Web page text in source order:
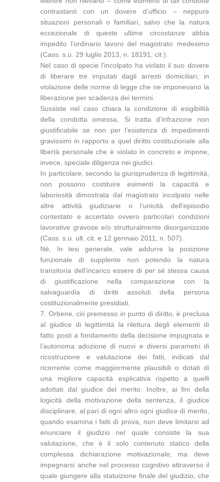
contrastanti con un dovere d’ufficio – neppure
situazioni personali o familiari, salvo che la natura
eccezionale di queste ultime circostanze abbia
impedito l’ordinario lavoro del magistrato medesimo
(Cass. s.u. 29 luglio 2013, n. 18191, cit.).
Nel caso di specie l’incolpato ha violato il suo dovere
di liberare tre imputati dagli arresti domiciliari, in
violazione delle norme di legge che ne imponevano la
liberazione per scadenza dei termini.
Sussiste nel caso chiara la condizione di esigibilità
della condotta omessa, Si tratta d’infrazione non
giustificabile se non per l’esistenza di impedimenti
gravissimi in rapporto a quel diritto costituzionale alla
libertà personale che è violato in concreto e impone,
invece, speciale diligenza nei giudici.
In particolare, secondo la giurisprudenza di legittimità,
non possono costituire esimenti la capacità e
laboriosità dimostrata dal magistrato incolpato nelle
altre attività giudiziarie o l’unicità dell’episodio
contestato e accertato ovvero particolari condizioni
lavorative gravose e/o strutturalmente disorganizzate
(Cass. s.u. ult. cit. e 12 gennaio 2011, n. 507).
Né, In tesi generale, vale addurre la posizione
funzionale di supplente non potendo la natura
transitoria dell’incarico essere di per sé stessa causa
di giustificazione nella comparazione con la
salvaguardia di diritti assoluti della persona
costituzionalmente presidiati.
7. Orbene, ciò premesso in punto di diritto, è preclusa
al giudice di legittimità la rilettura degli elementi di
fatto posti a fondamento della decisione impugnata e
l’autonoma adozione di nuovi e diversi parametri di
ricostruzione e valutazione dei fatti, indicati dal
ricorrente come maggiormente plausibili o dotati di
una migliore capacità esplicativa rispetto a quelli
adottati dal giudice del merito. Inoltre, ai fini della
logicità della motivazione della sentenza, il giudice
disciplinare, al pari di ogni altro ogni giudice di merito,
quando esamina i fatti di prova, non deve limitarsi ad
enunciare il giudizio nel quale consiste la sua
valutazione, che è il solo contenuto statico della
complessa dichiarazione motivazionale, ma deve
impegnarsi anche nel processo cognitivo attraverso il
quale giungere alla statuizione finale del giudizio, che